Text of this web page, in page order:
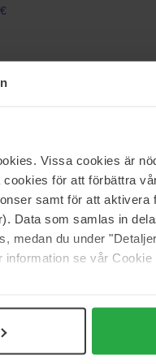
Vissa cookies är
för att förbättra
samt för att aktivera
Data som samlas in
medan du under
se vår
Åkerberg
Dream Hair
16 Volgende